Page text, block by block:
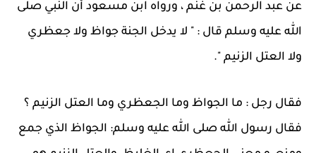
عن عبد الرحمن بن غنم ، ورواه ابن مسعود أن النبي صلى
الله عليه وسلم قال : " لا يدخل الجنة جواظ ولا جعظري
ولا العتل الزنيم ".
فقال رجل : ما الجواظ وما الجعظري وما العتل الزنيم ؟
فقال رسول الله صلى الله عليه وسلم: الجواظ الذي جمع